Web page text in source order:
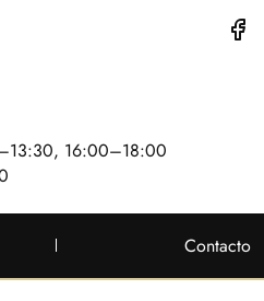
16:00–18:00
Contacto